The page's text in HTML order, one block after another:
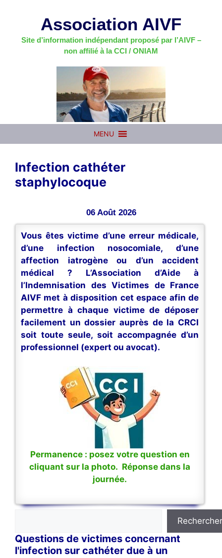
Association AIVF
Site d’information indépendant proposé par l’AIVF –
non affilié à la CCI / ONIAM
MENU
Infection cathéter
staphylocoque
06 Août 2026
Vous êtes victime d’une erreur médicale,
d’une infection nosocomiale, d’une
affection iatrogène ou d’un accident
médical ? L’Association d’Aide à
l’Indemnisation des Victimes de France
AIVF met à disposition cet espace afin de
permettre à chaque victime de déposer
facilement un dossier auprès de la CRCI
soit toute seule, soit accompagnée d’un
professionnel (expert ou avocat).
Permanence : posez votre question en
cliquant sur la photo. Réponse dans la
journée.
Rechercher
Questions de victimes concernant
l'infection sur cathéter due à un